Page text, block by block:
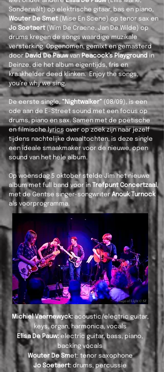
Sonderwålt) op elektrische gitaar, bas en piano,
Wouter De Smet(Mise En Scene) op tenor sax en
Jo Soetaert(Wim De Craene, Jan De Wilde) op
drums kregen de songs waardige muzikale
versterking. Opgenomen, gemixt en gemasterd
doorDavid De Pauwvan Peacock’s Playground in
Deinze, die het album eigentijds, fris en
kraakhelder deed klinken. Enjoy the songs,
you’re why we sing.
De eerste single, “Nightwalker” (08/09), is een
ode aan de E-Street sound met een focus op
drums, piano en sax. Samen met de poëtische
en filmische lyrics over op zoek zijn naar jezelf
tijdens nachtelijke dwaaltochten, is deze single
een ideale smaakmaker voor de nieuwe, open
sound van het hele album.
Op woensdag 5 oktober stelde Jim het nieuwe
album met full band voor in
Trefpunt Concertzaal,
met de Gentse singer-songwriterAnouk Turnock
als voorprogramma.
Michiel Vaernewyck: acoustic/electric guitar,
keys, organ, harmonica, vocals
Elisa De Pauw: electric guitar, bass, piano,
backing vocals
Wouter De Smet: tenor saxophone
Jo Soetaert: drums, percussie